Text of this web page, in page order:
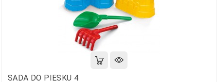
SADA DO PIESKU 4